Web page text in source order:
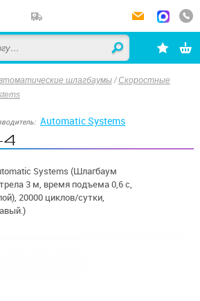
шлагбаумы /Скоростные
Automatic Systems
4
Systems (Шлагбаум
3 м, время подъема 0,6 c,
20000 циклов/сутки,